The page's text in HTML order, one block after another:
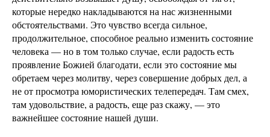
которые нередко накладываются на нас жизненными
обстоятельствами. Это чувство всегда сильное,
продолжительное, способное реально изменить состояние
человека — но в том только случае, если радость есть
проявление Божией благодати, если это состояние мы
обретаем через молитву, через совершение добрых дел, а
не от просмотра юмористических телепередач. Там смех,
там удовольствие, а радость, еще раз скажу, — это
важнейшее состояние нашей души.